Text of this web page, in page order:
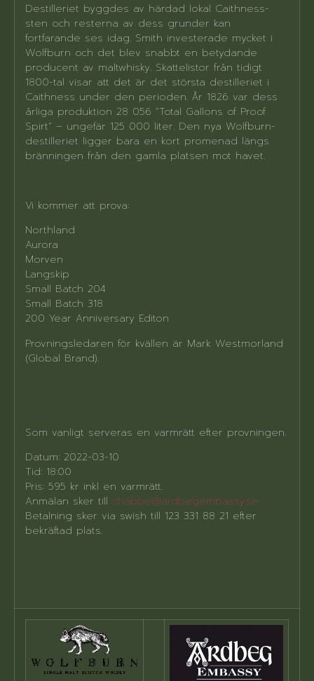
Destilleriet byggdes av härdad lokal Caithness-
sten och resterna av dess grunder kan
fortfarande ses idag. Smith investerade mycket i
Wolfburn och det blev snabbt en betydande
producent av maltwhisky. Skattelistor från tidigt
1800-tal visar att det är det största destilleriet i
Caithness under den perioden. År 1826 var dess
årliga produktion 28 056 ”Total Gallons of Proof
Spirt” – ungefär 125 000 liter. Den nya Wolfburn-
destilleriet ligger bara en kort promenad längs
bränningen från den gamla platsen mot havet.
Vi kommer att prova:
Northland
Aurora
Morven
Langskip
Small Batch 204
Small Batch 318
200 Year Anniversary Editon
Provningsledaren för kvällen är Mark Westmorland
(Global Brand).
Som vanligt serveras en varmrätt efter provningen.
Datum: 2022-03-10
Tid: 18:00
Pris: 595 kr inkl en varmrätt.
Anmälan sker till chabbe@ardbegembassy.se
Betalning sker via swish till 123 331 88 21 efter
bekräftad plats.